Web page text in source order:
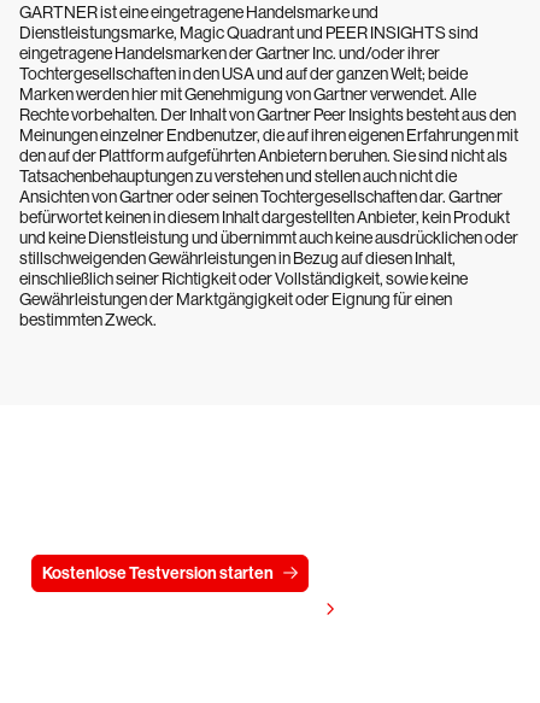
GARTNER ist eine eingetragene Handelsmarke und
Dienstleistungsmarke, Magic Quadrant und PEER INSIGHTS sind
eingetragene Handelsmarken der Gartner Inc. und/oder ihrer
Tochtergesellschaften in den USA und auf der ganzen Welt; beide
Marken werden hier mit Genehmigung von Gartner verwendet. Alle
Rechte vorbehalten. Der Inhalt von Gartner Peer Insights besteht aus den
Meinungen einzelner Endbenutzer, die auf ihren eigenen Erfahrungen mit
den auf der Plattform aufgeführten Anbietern beruhen. Sie sind nicht als
Tatsachenbehauptungen zu verstehen und stellen auch nicht die
Ansichten von Gartner oder seinen Tochtergesellschaften dar. Gartner
befürwortet keinen in diesem Inhalt dargestellten Anbieter, kein Produkt
und keine Dienstleistung und übernimmt auch keine ausdrücklichen oder
stillschweigenden Gewährleistungen in Bezug auf diesen Inhalt,
einschließlich seiner Richtigkeit oder Vollständigkeit, sowie keine
Gewährleistungen der Marktgängigkeit oder Eignung für einen
bestimmten Zweck.
Kostenlose Testversion starten